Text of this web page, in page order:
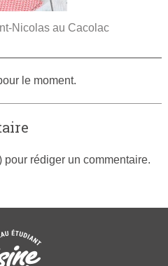
Nicolas au Cacolac
le moment.
pour rédiger un commentaire.